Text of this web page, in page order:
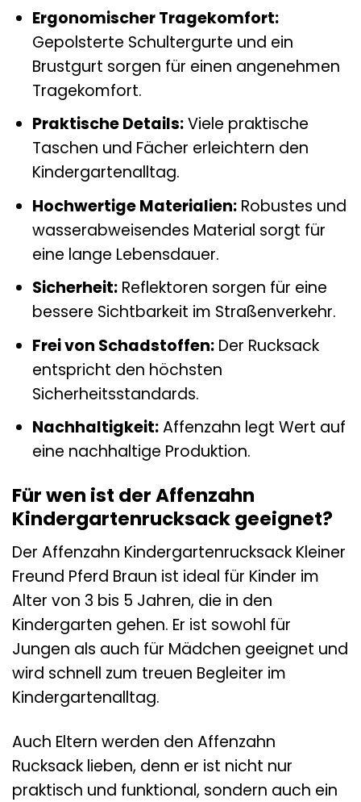
Ergonomischer Tragekomfort:
Gepolsterte Schultergurte und ein
Brustgurt sorgen für einen angenehmen
Tragekomfort.
Praktische Details:Viele praktische
Taschen und Fächer erleichtern den
Kindergartenalltag.
Hochwertige Materialien:Robustes und
wasserabweisendes Material sorgt für
eine lange Lebensdauer.
Sicherheit:Reflektoren sorgen für eine
bessere Sichtbarkeit im Straßenverkehr.
Frei von Schadstoffen:Der Rucksack
entspricht den höchsten
Sicherheitsstandards.
Nachhaltigkeit:Affenzahn legt Wert auf
eine nachhaltige Produktion.
Für wen ist der Affenzahn
Kindergartenrucksack geeignet?
Der Affenzahn Kindergartenrucksack Kleiner
Freund Pferd Braun ist ideal für Kinder im
Alter von 3 bis 5 Jahren, die in den
Kindergarten gehen. Er ist sowohl für
Jungen als auch für Mädchen geeignet und
wird schnell zum treuen Begleiter im
Kindergartenalltag.
Auch Eltern werden den Affenzahn
Rucksack lieben, denn er ist nicht nur
praktisch und funktional, sondern auch ein